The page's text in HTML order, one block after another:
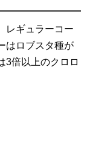
レギュラーコー
はロブスタ種が
3倍以上のクロロ